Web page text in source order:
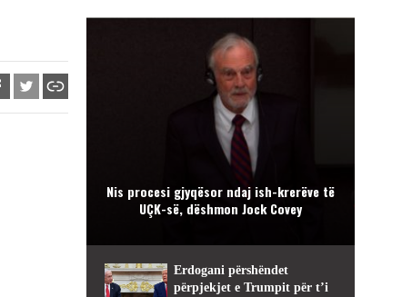
Nis procesi gjyqësor ndaj ish-krerëve të
UÇK-së, dëshmon Jock Covey
Erdogani përshëndet
përpjekjet e Trumpit për t’i